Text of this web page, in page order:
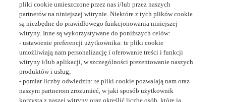
Linkedin
pliki cookie umieszczone przez nas i/lub przez naszych
partnerów na niniejszej witrynie. Niektóre z tych plików cookie
są niezbędne do prawidłowego funkcjonowania niniejszej
witryny. Inne są wykorzystywane do poniższych celów:
- ustawienie preferencji użytkownika: te pliki cookie
umożliwiają nam personalizację i oferowanie treści i funkcji
witryny i/lub aplikacji, w szczególności prezentowanie naszych
produktów i usług;
- pomiar liczby odwiedzin: te pliki cookie pozwalają nam oraz
naszym partnerom zrozumieć, w jaki sposób użytkownik
korzysta z naszej witryny oraz określić liczbę osób, które ją